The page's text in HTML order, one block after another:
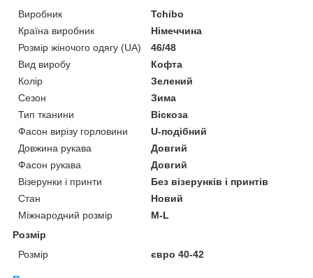
Виробник
Tchibo
Країна виробник
Німеччина
Розмір жіночого одягу (UA)
46/48
Вид виробу
Кофта
Колір
Зелений
Сезон
Зима
Тип тканини
Віскоза
Фасон вирізу горловини
U-подібний
Довжина рукава
Довгий
Фасон рукава
Довгий
Візерунки і принти
Без візерунків і принтів
Стан
Новий
Міжнародний розмір
M-L
Розмір
Розмір
євро 40-42